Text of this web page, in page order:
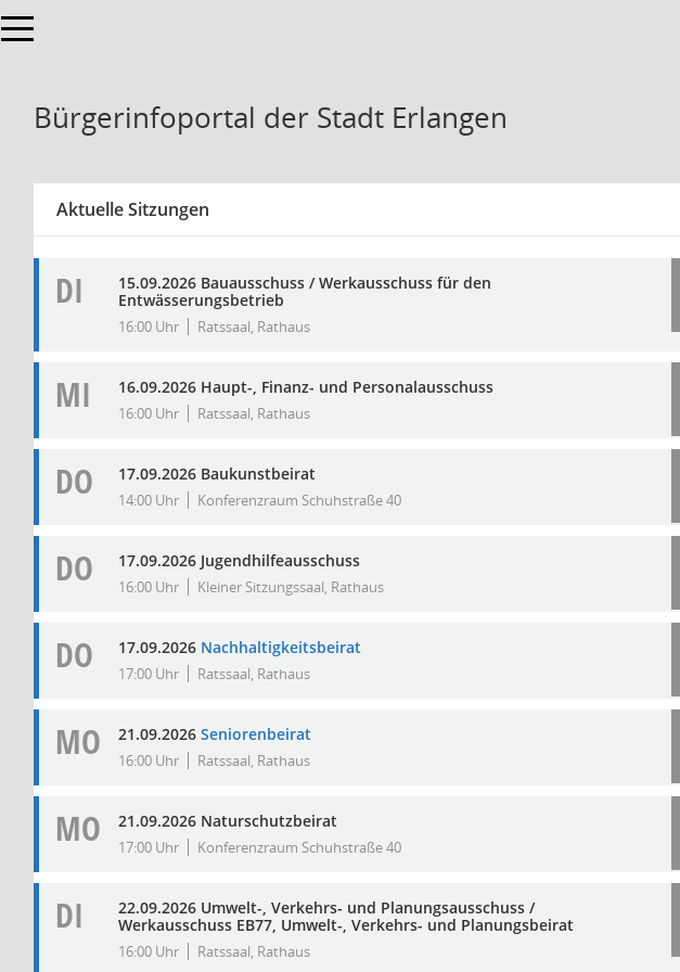
Toggle navigation
Bürgerinfoportal der Stadt Erlangen
Aktuelle Sitzungen
DI
15.09.2026 Bauausschuss / Werkausschuss für den
Entwässerungsbetrieb
16:00 Uhr Ratssaal, Rathaus
MI 16.09.2026 Haupt-, Finanz- und Personalausschuss
16:00 Uhr Ratssaal, Rathaus
DO 17.09.2026 Baukunstbeirat
14:00 Uhr Konferenzraum Schuhstraße 40
DO 17.09.2026 Jugendhilfeausschuss
16:00 Uhr Kleiner Sitzungssaal, Rathaus
DO 17.09.2026 Nachhaltigkeitsbeirat
17:00 Uhr Ratssaal, Rathaus
MO 21.09.2026 Seniorenbeirat
16:00 Uhr Ratssaal, Rathaus
MO 21.09.2026 Naturschutzbeirat
17:00 Uhr Konferenzraum Schuhstraße 40
DI
22.09.2026 Umwelt-, Verkehrs- und Planungsausschuss /
Werkausschuss EB77, Umwelt-, Verkehrs- und Planungsbeirat
16:00 Uhr Ratssaal, Rathaus